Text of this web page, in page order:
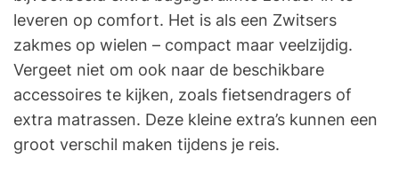
leveren op comfort. Het is als een Zwitsers
zakmes op wielen – compact maar veelzijdig.
Vergeet niet om ook naar de beschikbare
accessoires te kijken, zoals fietsendragers of
extra matrassen. Deze kleine extra’s kunnen een
groot verschil maken tijdens je reis.